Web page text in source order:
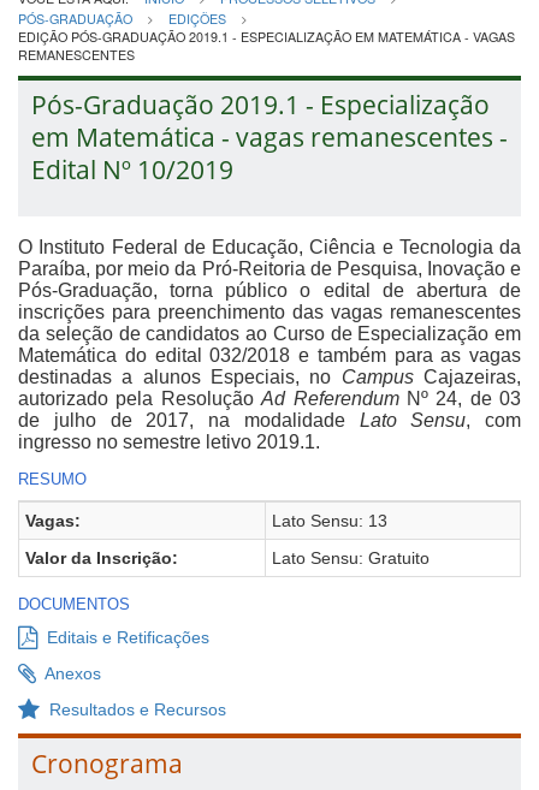
PÓS-GRADUAÇÃO
EDIÇÕES
EDIÇÃO PÓS-GRADUAÇÃO 2019.1 - ESPECIALIZAÇÃO EM MATEMÁTICA - VAGAS
REMANESCENTES
Pós-Graduação 2019.1 - Especialização
em Matemática - vagas remanescentes -
Edital Nº 10/2019
O Instituto Federal de Educação, Ciência e Tecnologia da
Paraíba, por meio da Pró-Reitoria de Pesquisa, Inovação e
Pós-Graduação, torna público o edital de abertura de
inscrições para preenchimento das vagas remanescentes
da seleção de candidatos ao Curso de Especialização em
Matemática do edital 032/2018 e também para as vagas
destinadas a alunos Especiais, no CampusCajazeiras,
autorizado pela ResoluçãoAd Referendum Nº 24, de 03
de julho de 2017, na modalidade Lato Sensu, com
ingresso no semestre letivo 2019.1.
RESUMO
Vagas:
Lato Sensu: 13
Valor da Inscrição:
Lato Sensu: Gratuito
DOCUMENTOS
Editais e Retificações
Anexos
Resultados e Recursos
Cronograma